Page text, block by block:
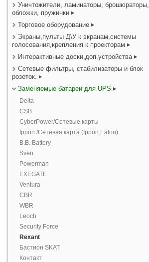
Уничтожители, ламинаторы, брошюраторы,
обложки, пружинки
Торговое оборудование
Экраны,пульты Д\У к экранам,системы
голосования,крепления к проекторам
Интерактивные доски,доп.устройства
Сетевые фильтры, стабилизаторы и блок
розеток.
Заменяемые батареи для UPS
Delta
CSB
CyberPower/Сетевые карты
Ippon /Сетевая карта (Ippon,Eaton)
B.B. Battery
Sven
Powerman
EXEGATE
Ventura
CBR
WBR
Leoch
Security Force
Rexant
Бастион SKAT
Контакт